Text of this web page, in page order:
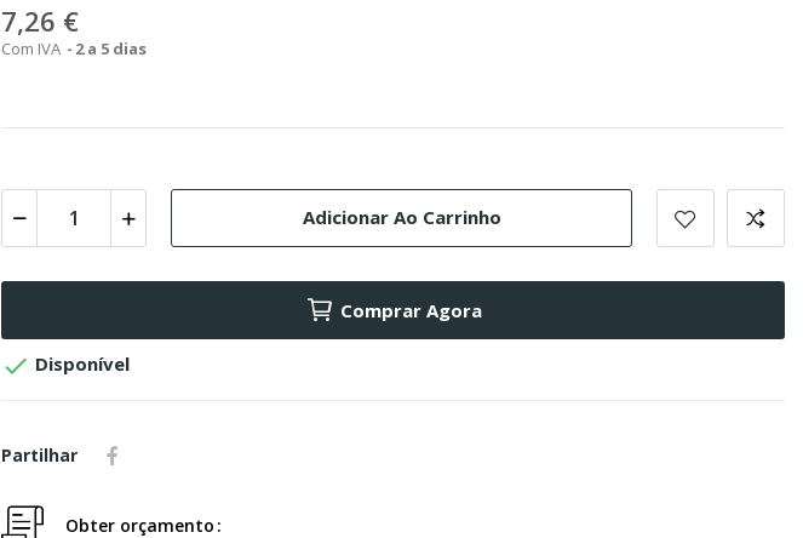
7,26 €
Com IVA 2 a 5 dias
Adicionar Ao Carrinho
Comprar Agora
 Disponível
Partilhar
Obter orçamento